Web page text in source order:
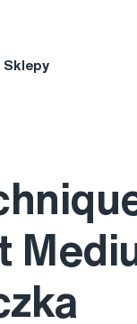
Sklepy